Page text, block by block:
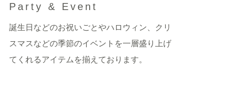
Party & Event
誕生日などのお祝いごとやハロウィン、クリ
スマスなどの季節のイベントを一層盛り上げ
てくれるアイテムを揃えております。